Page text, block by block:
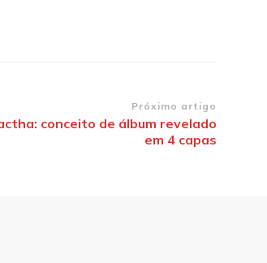
Próximo artigo
conceito de álbum revelado
em 4 capas